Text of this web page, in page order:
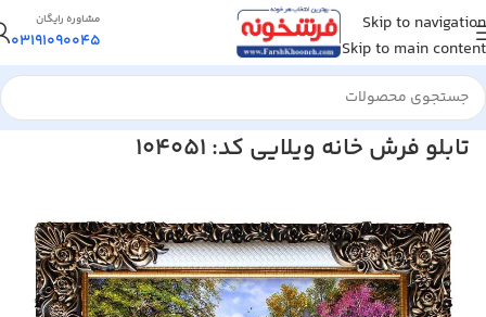
Skip to navigation
Skip to main content
مشاوره رایگان
03191090045
خانه/تابلو فرش/تابلو فرش منظره
تابلو فرش خانه ویلایی کد: 104051